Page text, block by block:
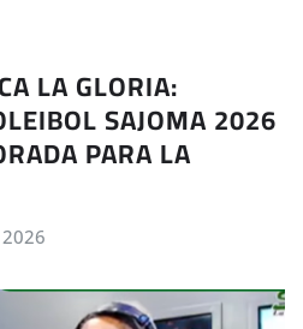
LA GLORIA:
SAJOMA 2026
PARA LA